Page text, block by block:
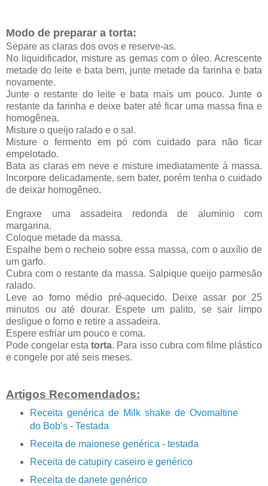
Modo de preparar a torta:
Separe as claras dos ovos e reserve-as.
No liquidificador, misture as gemas com o óleo. Acrescente
metade do leite e bata bem, junte metade da farinha e bata
novamente.
Junte o restante do leite e bata mais um pouco. Junte o
restante da farinha e deixe bater até ficar uma massa fina e
homogênea.
Misture o queijo ralado e o sal.
Misture o fermento em pó com cuidado para não ficar
empelotado.
Bata as claras em neve e misture imediatamente à massa.
Incorpore delicadamente, sem bater, porém tenha o cuidado
de deixar homogêneo.
Engraxe uma assadeira redonda de alumínio com
margarina.
Coloque metade da massa.
Espalhe bem o recheio sobre essa massa, com o auxílio de
um garfo.
Cubra com o restante da massa. Salpique queijo parmesão
ralado.
Leve ao forno médio pré-aquecido. Deixe assar por 25
minutos ou até dourar. Espete um palito, se sair limpo
desligue o forno e retire a assadeira.
Espere esfriar um pouco e coma.
Pode congelar esta torta. Para isso cubra com filme plástico
e congele por até seis meses.
Artigos Recomendados:
Receita genérica de Milk shake de Ovomaltine
do Bob’s - Testada
Receita de maionese genérica - testada
Receita de catupiry caseiro e genérico
Receita de danete genérico